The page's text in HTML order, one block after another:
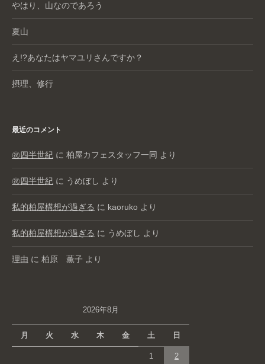
やはり、山なのであろう
夏山
え!?あなたはヤマユリさんですか？
摂理、修行
最近のコメント
㊗️四半世紀 に 柏屋カフェスタッフ一同 より
㊗️四半世紀 に うめぼし より
私的柏屋構想が過ぎる に kaoruko より
私的柏屋構想が過ぎる に うめぼし より
理由 に 柏原 薫子 より
2026年8月
月 火 水 木 金 土 日
1 2